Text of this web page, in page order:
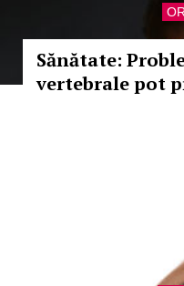
Sănătate:
vertebrale pot